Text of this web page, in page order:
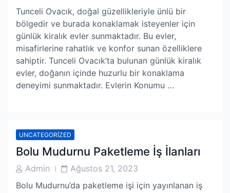
Tunceli Ovacık, doğal güzellikleriyle ünlü bir
bölgedir ve burada konaklamak isteyenler için
günlük kiralık evler sunmaktadır. Bu evler,
misafirlerine rahatlık ve konfor sunan özelliklere
sahiptir. Tunceli Ovacık’ta bulunan günlük kiralık
evler, doğanın içinde huzurlu bir konaklama
deneyimi sunmaktadır. Evlerin Konumu …
UNCATEGORIZED
Bolu Mudurnu Paketleme İş İlanları
PostAdmin
PostAğustos 21, 2023
Bolu Mudurnu’da paketleme işi için yayınlanan iş